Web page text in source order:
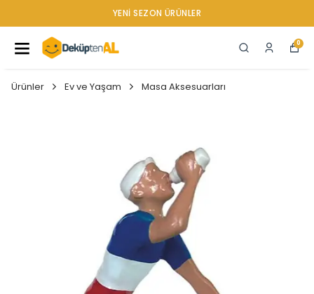
YENI SEZON ÜRÜNLER
0
Ürünler Ev ve Yaşam Masa Aksesuarları